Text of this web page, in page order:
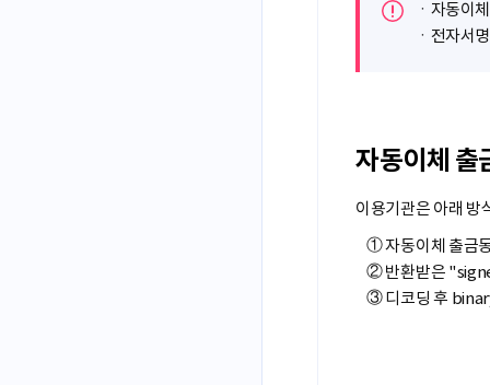
ㆍ자동이
ㆍ전자서
자동이체 출
이용기관은 아래 방
①자동이체 출금
②반환받은
③디코딩 후